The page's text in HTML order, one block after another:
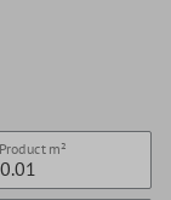
Productm²